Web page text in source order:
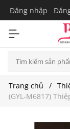
Đăng nhập
Trang chủ
(GYL-M6817)